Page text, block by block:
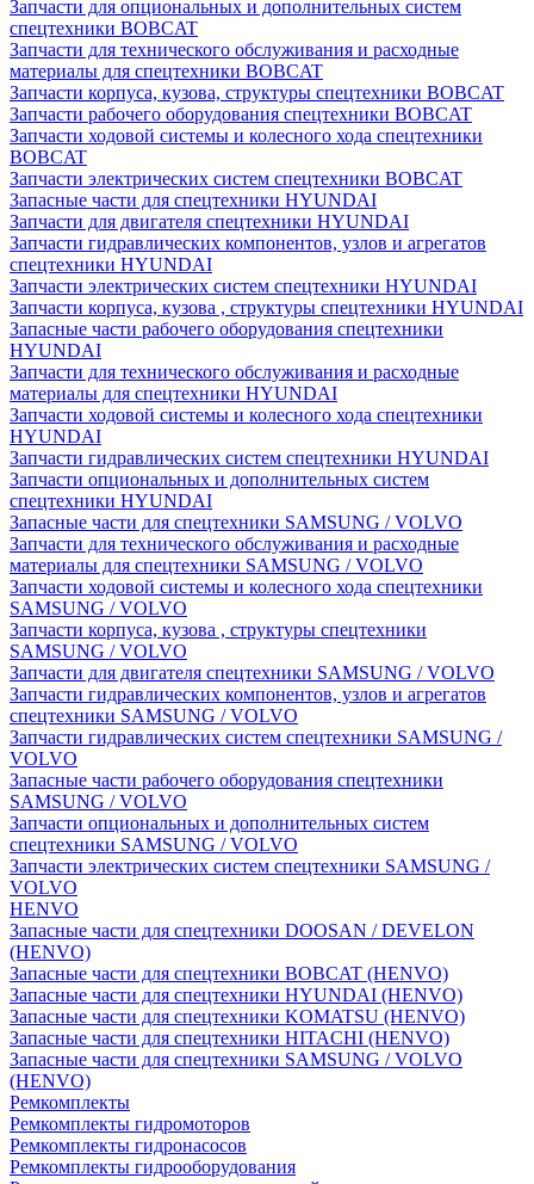
Запчасти для опциональных и дополнительных систем
спецтехники BOBCAT
Запчасти для технического обслуживания и расходные
материалы для спецтехники BOBCAT
Запчасти корпуса, кузова, структуры спецтехники BOBCAT
Запчасти рабочего оборудования спецтехники BOBCAT
Запчасти ходовой системы и колесного хода спецтехники
BOBCAT
Запчасти электрических систем спецтехники BOBCAT
Запасные части для спецтехники HYUNDAI
Запчасти для двигателя спецтехники HYUNDAI
Запчасти гидравлических компонентов, узлов и агрегатов
спецтехники HYUNDAI
Запчасти электрических систем спецтехники HYUNDAI
Запчасти корпуса, кузова , структуры спецтехники HYUNDAI
Запасные части рабочего оборудования спецтехники
HYUNDAI
Запчасти для технического обслуживания и расходные
материалы для спецтехники HYUNDAI
Запчасти ходовой системы и колесного хода спецтехники
HYUNDAI
Запчасти гидравлических систем спецтехники HYUNDAI
Запчасти опциональных и дополнительных систем
спецтехники HYUNDAI
Запасные части для спецтехники SAMSUNG / VOLVO
Запчасти для технического обслуживания и расходные
материалы для спецтехники SAMSUNG / VOLVO
Запчасти ходовой системы и колесного хода спецтехники
SAMSUNG / VOLVO
Запчасти корпуса, кузова , структуры спецтехники
SAMSUNG / VOLVO
Запчасти для двигателя спецтехники SAMSUNG / VOLVO
Запчасти гидравлических компонентов, узлов и агрегатов
спецтехники SAMSUNG / VOLVO
Запчасти гидравлических систем спецтехники SAMSUNG /
VOLVO
Запасные части рабочего оборудования спецтехники
SAMSUNG / VOLVO
Запчасти опциональных и дополнительных систем
спецтехники SAMSUNG / VOLVO
Запчасти электрических систем спецтехники SAMSUNG /
VOLVO
HENVO
Запасные части для спецтехники DOOSAN / DEVELON
(HENVO)
Запасные части для спецтехники BOBCAT (HENVO)
Запасные части для спецтехники HYUNDAI (HENVO)
Запасные части для спецтехники KOMATSU (HENVO)
Запасные части для спецтехники HITACHI (HENVO)
Запасные части для спецтехники SAMSUNG / VOLVO
(HENVO)
Ремкомплекты
Ремкомплекты гидромоторов
Ремкомплекты гидронасосов
Ремкомплекты гидрооборудования